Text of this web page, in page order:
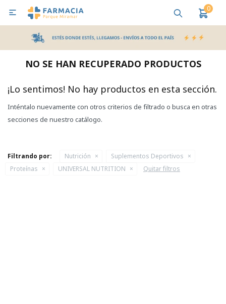
0

NO SE HAN RECUPERADO PRODUCTOS
¡Lo sentimos! No hay productos en esta sección.
Inténtalo nuevamente con otros criterios de filtrado o busca en otras
secciones de nuestro catálogo.
Filtrando por: Nutrición
Suplementos Deportivos
Proteínas
UNIVERSAL NUTRITION Quitar filtros
MI CUENTA
Bebes y Maternidad Salud
Pañales y Toallitas
Lactancia y Nutrición
Higiene y Bienestar